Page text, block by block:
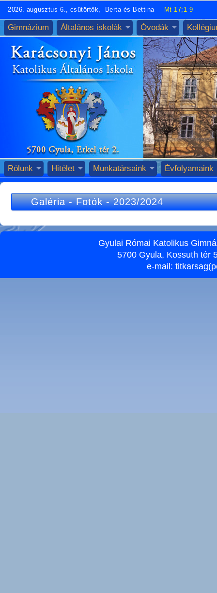
2026. augusztus 6., csütörtök, Berta és Bettina Mt 17;1-9
Gimnázium Általános iskolák Óvodák
Rólunk Hitélet Munkatársaink Évfolyamaink
Galéria-Fotók-2023/2024
Gyulai Római Katolikus
5700 Gyula, Kossuth tér
e-mail: